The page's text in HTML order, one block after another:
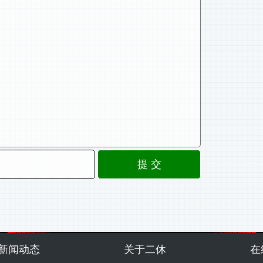
闻动态 关于二休 在